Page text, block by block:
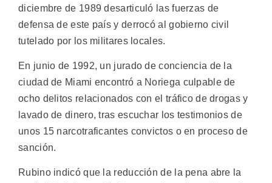
diciembre de 1989 desarticuló las fuerzas de
defensa de este país y derrocó al gobierno civil
tutelado por los militares locales.
En junio de 1992, un jurado de conciencia de la
ciudad de Miami encontró a Noriega culpable de
ocho delitos relacionados con el tráfico de drogas y
lavado de dinero, tras escuchar los testimonios de
unos 15 narcotraficantes convictos o en proceso de
sanción.
Rubino indicó que la reducción de la pena abre la